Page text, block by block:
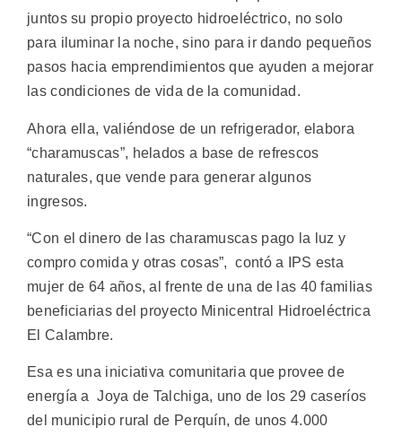
juntos su propio proyecto hidroeléctrico, no solo
para iluminar la noche, sino para ir dando pequeños
pasos hacia emprendimientos que ayuden a mejorar
las condiciones de vida de la comunidad.
Ahora ella, valiéndose de un refrigerador, elabora
“charamuscas”, helados a base de refrescos
naturales, que vende para generar algunos
ingresos.
“Con el dinero de las charamuscas pago la luz y
compro comida y otras cosas”, contó a IPS esta
mujer de 64 años, al frente de una de las 40 familias
beneficiarias del proyecto Minicentral Hidroeléctrica
El Calambre.
Esa es una iniciativa comunitaria que provee de
energía a Joya de Talchiga, uno de los 29 caseríos
del municipio rural de Perquín, de unos 4.000